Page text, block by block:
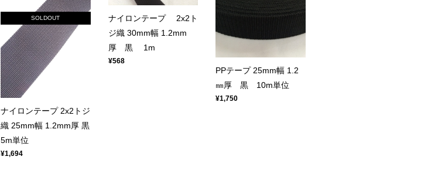
SOLDOUT
ナイロンテープ 2x2トジ
織 25mm幅 1.2mm厚 黒
5m単位
¥1,694
ナイロンテープ 2x2ト
ジ織 30mm幅 1.2mm
厚 黒 1m
¥568
PPテープ 25mm幅 1.2
㎜厚 黒 10m単位
¥1,750